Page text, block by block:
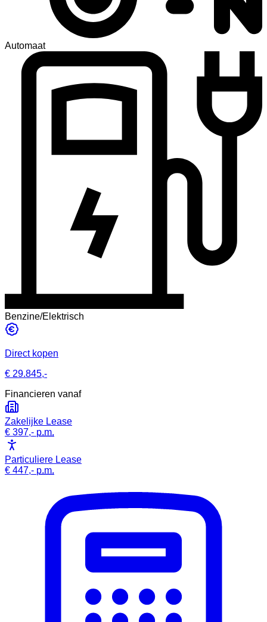
Automaat
Benzine/Elektrisch
Direct kopen
€ 29.845,-
Financieren vanaf
Zakelijke Lease
€ 397,- p.m.
Particuliere Lease
€ 447,- p.m.